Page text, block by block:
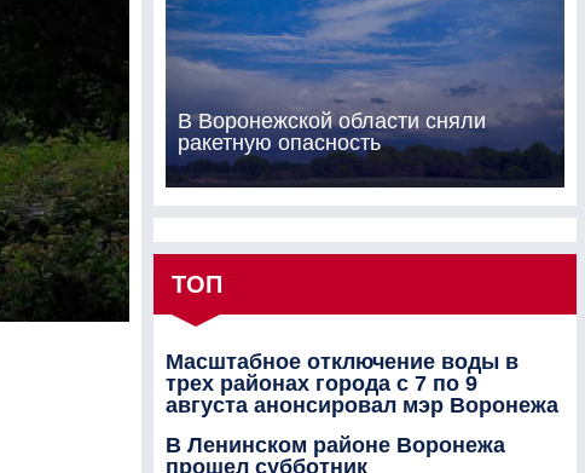
В Воронежской области сняли
ракетную опасность
ТОП
Масштабное отключение воды в
трех районах города с 7 по 9
августа анонсировал мэр Воронежа
В Ленинском районе Воронежа
прошел субботник